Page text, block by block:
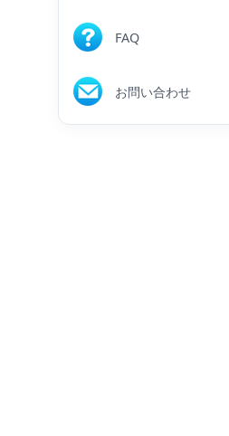
FAQ
お問い合わせ